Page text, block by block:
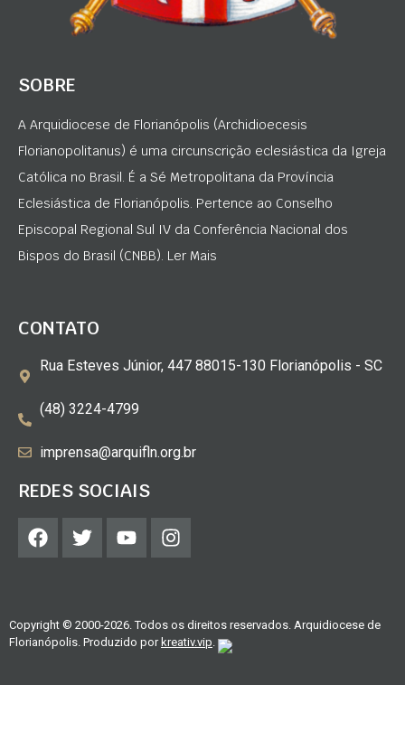
SOBRE
A Arquidiocese de Florianópolis (Archidioecesis
Florianopolitanus) é uma circunscrição eclesiástica da Igreja
Católica no Brasil. É a Sé Metropolitana da Província
Eclesiástica de Florianópolis. Pertence ao Conselho
Episcopal Regional Sul IV da Conferência Nacional dos
Bispos do Brasil (CNBB). Ler Mais
CONTATO
Rua Esteves Júnior, 447 88015-130 Florianópolis - SC
(48) 3224-4799
imprensa@arquifln.org.br
REDES SOCIAIS
Copyright © 2000-2026. Todos os direitos reservados. Arquidiocese de
Florianópolis. Produzido porkreativ.vip